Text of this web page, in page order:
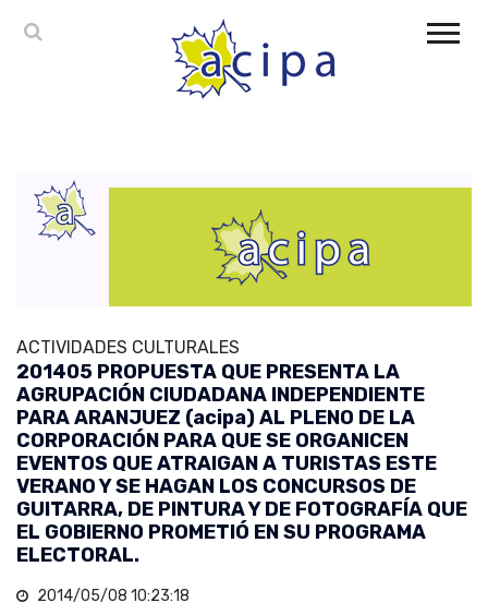
ACTIVIDADES CULTURALES
201405 PROPUESTA QUE PRESENTA LA
AGRUPACIÓN CIUDADANA INDEPENDIENTE
PARA ARANJUEZ (acipa) AL PLENO DE LA
CORPORACIÓN PARA QUE SE ORGANICEN
EVENTOS QUE ATRAIGAN A TURISTAS ESTE
VERANO Y SE HAGAN LOS CONCURSOS DE
GUITARRA, DE PINTURA Y DE FOTOGRAFÍA QUE
EL GOBIERNO PROMETIÓ EN SU PROGRAMA
ELECTORAL.
2014/05/08 10:23:18